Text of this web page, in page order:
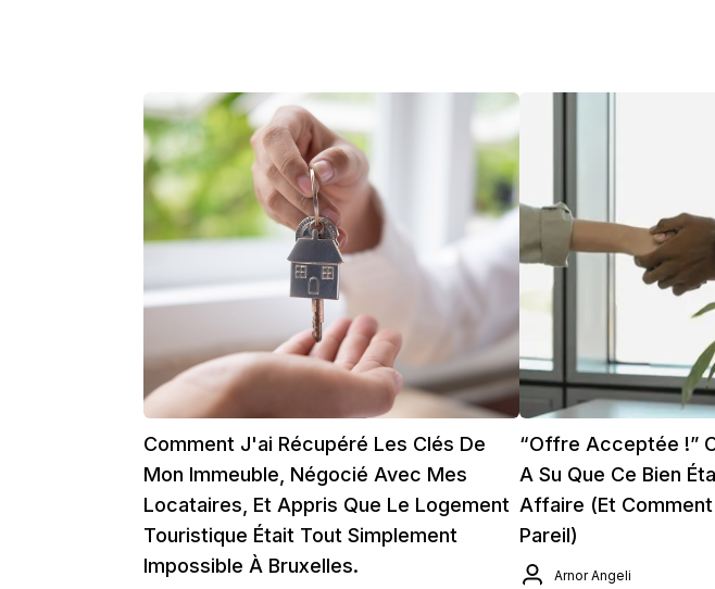
Comment J'ai Récupéré Les Clés De
Mon Immeuble, Négocié Avec Mes
Locataires, Et Appris Que Le Logement
Touristique Était Tout Simplement
Impossible À Bruxelles.
“Offre Acceptée !”
A Su Que Ce Bien
Affaire (et Comment
Pareil)
Arnor Angeli